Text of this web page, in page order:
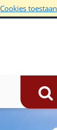
Cookies toestaan